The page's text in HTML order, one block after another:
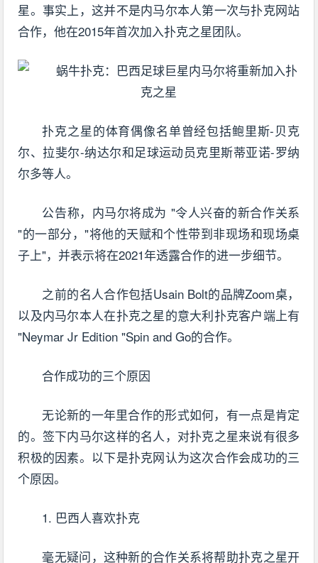
星。事实上，这并不是内马尔本人第一次与扑克网站
合作，他在2015年首次加入扑克之星团队。
扑克之星的体育偶像名单曾经包括鲍里斯-贝克
尔、拉斐尔-纳达尔和足球运动员克里斯蒂亚诺-罗纳
尔多等人。
公告称，内马尔将成为 "令人兴奋的新合作关系
"的一部分，"将他的天赋和个性带到非现场和现场桌
子上"，并表示将在2021年透露合作的进一步细节。
之前的名人合作包括Usain Bolt的品牌Zoom桌，
以及内马尔本人在扑克之星的意大利扑克客户端上有
"Neymar Jr Edition "Spin and Go的合作。
合作成功的三个原因
无论新的一年里合作的形式如何，有一点是肯定
的。签下内马尔这样的名人，对扑克之星来说有很多
积极的因素。以下是扑克网认为这次合作会成功的三
个原因。
1. 巴西人喜欢扑克
毫无疑问，这种新的合作关系将帮助扑克之星开